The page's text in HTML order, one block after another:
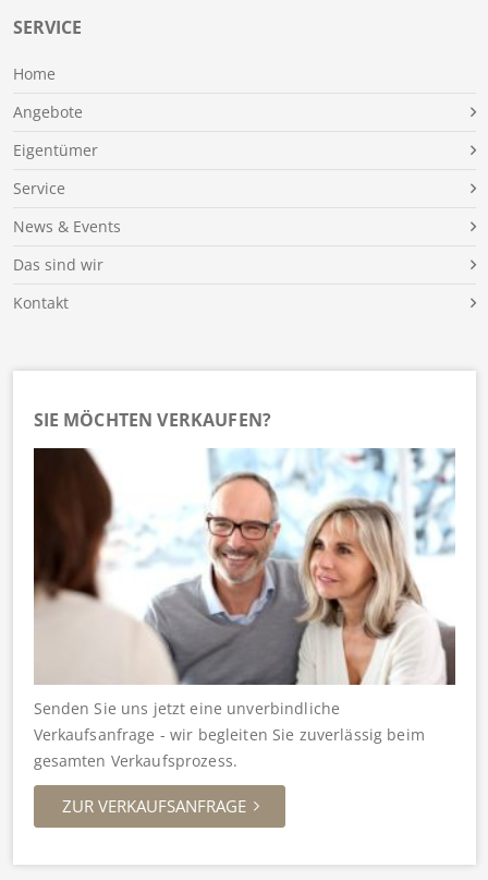
SERVICE
Home
Angebote
Eigentümer
Service
News & Events
Das sind wir
Kontakt
SIE MÖCHTEN VERKAUFEN?
Senden Sie uns jetzt eine unverbindliche
Verkaufsanfrage - wir begleiten Sie zuverlässig beim
gesamten Verkaufsprozess.
ZUR VERKAUFSANFRAGE